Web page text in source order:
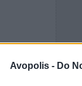
Avopolis - Do